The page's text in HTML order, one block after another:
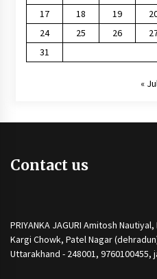
17
18 19
24
25 26
31
«
Contact us
PRIYANKA JAGURI Amitosh
Kargi Chowk, Patel Nagar
Uttarakhand - 248001,